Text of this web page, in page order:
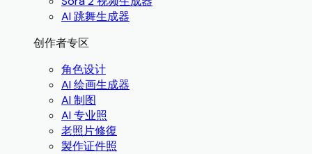
AI 跳舞生成器
创作者专区
角色设计
AI 绘画生成器
AI 制图
AI 专业照
老照片修復
製作证件照